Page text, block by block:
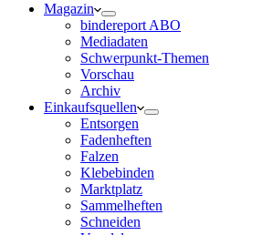
Magazin
bindereport ABO
Mediadaten
Schwerpunkt-Themen
Vorschau
Archiv
Einkaufsquellen
Entsorgen
Fadenheften
Falzen
Klebebinden
Marktplatz
Sammelheften
Schneiden